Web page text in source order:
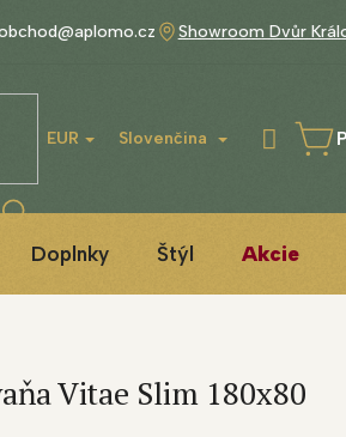
Showroom Dvůr
EUR Slovenčina
Doplnky Štýl Akcie
Vitae Slim 180x80